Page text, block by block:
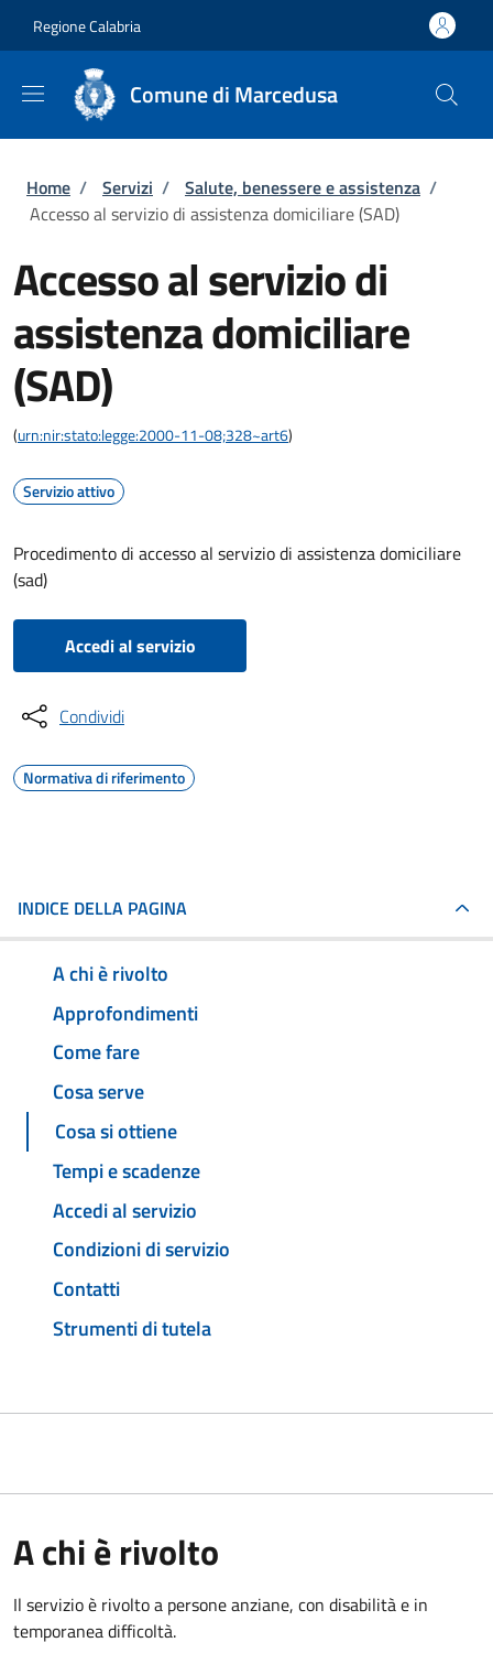
Regione Calabria
Comune di Marcedusa
Briciole di pane
Home / Servizi / Salute, benessere e assistenza /
Accesso al servizio di assistenza domiciliare (SAD)
Accesso al servizio di
assistenza domiciliare
(SAD)
(urn:nir:stato:legge:2000-11-08;328~art6)
Servizio attivo
Procedimento di accesso al servizio di assistenza domiciliare
(sad)
Accedi al servizio
Condividi
Normativa di riferimento
INDICE DELLA PAGINA
A chi è rivolto
Approfondimenti
Come fare
Cosa serve
Cosa si ottiene
Tempi e scadenze
Accedi al servizio
Condizioni di servizio
Contatti
Strumenti di tutela
A chi è rivolto
Il servizio è rivolto a persone anziane, con disabilità e in
temporanea difficoltà.